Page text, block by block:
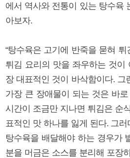
에서 역사와 전통이 있는 탕수육
아보자.
“탕수육은 고기에 반죽을 묻혀
튀김 요리의 맛을 좌우하는 것이
장 대표적인 것이 바삭함이다. 그
가장 큰 장애물이 되는 것은 바
시간이 조금만 지나면 튀김은 순
표적인 맛 하나를 잃게 된다. 그
탕수육을 배달해야 하는 경우가
분을 머금은 소스를 분리해 포장